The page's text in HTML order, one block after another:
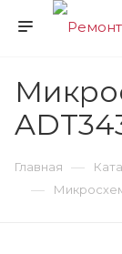
Главная —
—